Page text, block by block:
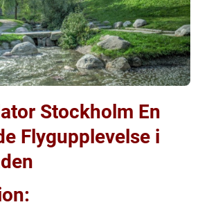
Stockholm En
Flygupplevelse i